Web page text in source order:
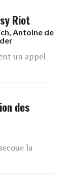
Riot
Antoine de
un appel
des
la